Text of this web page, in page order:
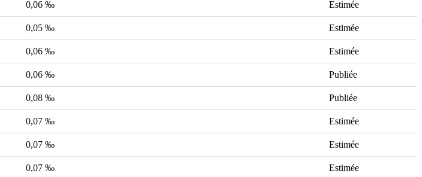
0,06 ‰ Estimée
0,05 ‰ Estimée
0,06 ‰ Estimée
0,06 ‰ Publiée
0,08 ‰ Publiée
0,07 ‰ Estimée
0,07 ‰ Estimée
0,07 ‰ Estimée